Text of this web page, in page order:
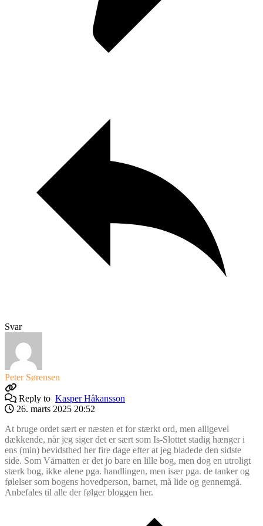
Svar
Peter Sørensen
Reply to Kasper Håkansson
26. marts 2025 20:52
At bruge ordet sært er næsten et for stærkt ord, men alligevel
dækkende, når jeg siger det er sært som Is-Slottet stadig hænger i
ens (min) bevidsthed her fire dage efter at jeg bladede den sidste
side. Som Vårnatten er det jo bare en lille bog, men dog en utroligt
stærk bog, ikke alene pga. handlingen, men især pga. de tanker og
følelser som bogens hovedperson, barnet, må lide og gennemgå.
Anbefales til alle der følger bloggen her.